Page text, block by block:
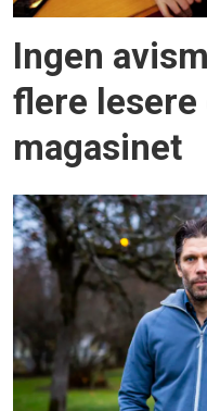
Ingen
flere lesere
magasinet